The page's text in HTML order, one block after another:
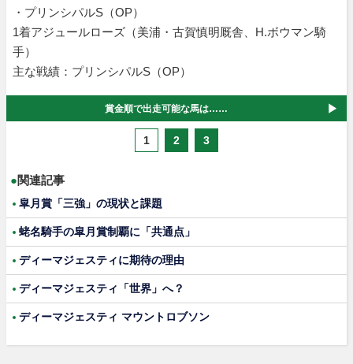
・プリンシパルS（OP）
1着アジュールローズ（美浦・古賀慎明厩舎、H.ボウマン騎
手）
主な戦績：プリンシパルS（OP）
賞金順で出走可能な馬は……
1 2 3
●関連記事
皐月賞「三強」の現状と課題
蛯名騎手の皐月賞制覇に「共通点」
ディーマジェスティに期待の理由
ディーマジェスティ「世界」へ？
ディーマジェスティ マウントロブソン